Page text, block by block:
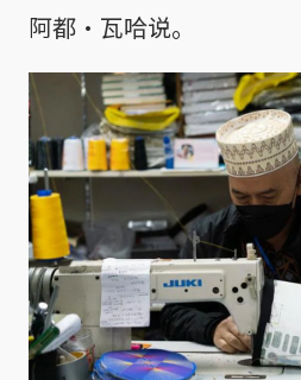
阿都·瓦哈说。